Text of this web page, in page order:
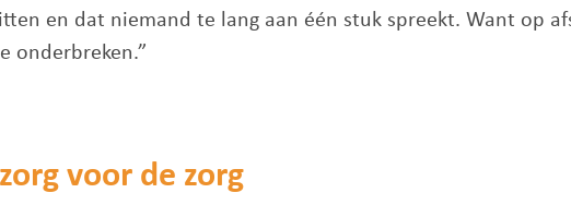
en dat niemand te lang aan één stuk spreekt. Want op
onderbreken.”
voor de zorg